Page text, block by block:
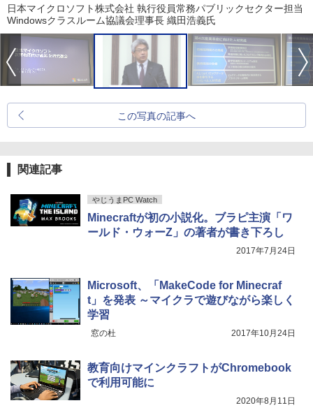
日本マイクロソフト株式会社 執行役員常務パブリックセクター担当
Windowsクラスルーム協議会理事長 織田浩義氏
この写真の記事へ
関連記事
やじうまPC Watch
Minecraftが初の小説化。ブラピ主演「ワ
ールド・ウォーZ」の著者が書き下ろし
2017年7月24日
Microsoft、「MakeCode for Minecraf
t」を発表 ～マイクラで遊びながら楽しく
学習
窓の杜 2017年10月24日
教育向けマインクラフトがChromebook
で利用可能に
2020年8月11日